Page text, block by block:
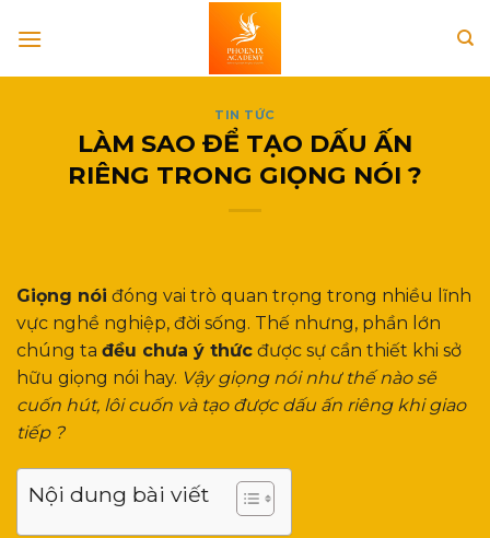
TIN TỨC
LÀM SAO ĐỂ TẠO DẤU ẤN
RIÊNG TRONG GIỌNG NÓI ?
Giọng nói đóng vai trò quan trọng trong nhiều lĩnh
vực nghề nghiệp, đời sống. Thế nhưng, phần lớn
chúng ta đều chưa ý thức được sự cần thiết khi sở
hữu giọng nói hay. Vậy giọng nói như thế nào sẽ
cuốn hút, lôi cuốn và tạo được dấu ấn riêng khi giao
tiếp ?
Nội dung bài viết